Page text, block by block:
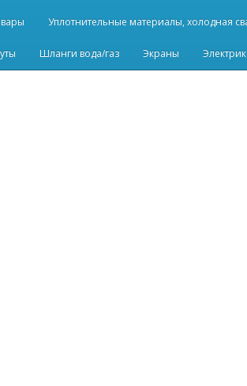
Уплотнительные материалы, холодная
Шланги вода/газ Экраны